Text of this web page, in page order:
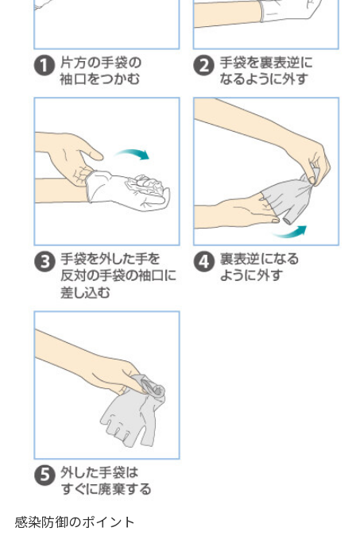
感染防御のポイント